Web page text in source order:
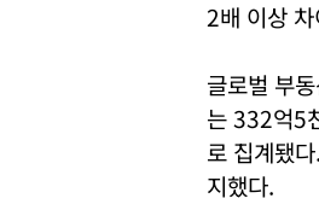
2배 이상
글로벌 부
는 332억5
로 집계됐
지했다.